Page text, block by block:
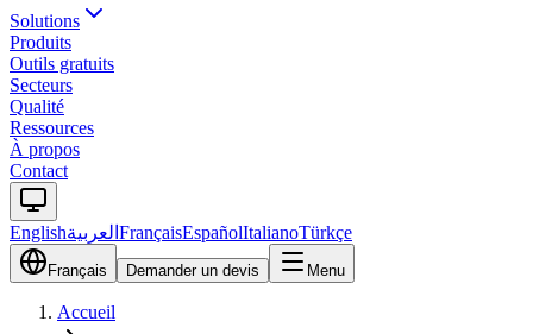
Solutions
Produits
Outils gratuits
Secteurs
Qualité
Ressources
À propos
Contact
Englishالعربية FrançaisEspañolItalianoTürkçe
Français Demander un devis Menu
Accueil